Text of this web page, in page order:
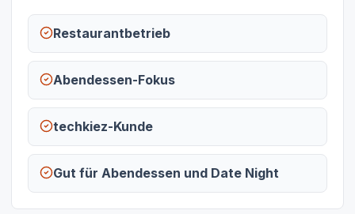
Restaurantbetrieb
Abendessen-Fokus
techkiez-Kunde
Gut für Abendessen und Date Night